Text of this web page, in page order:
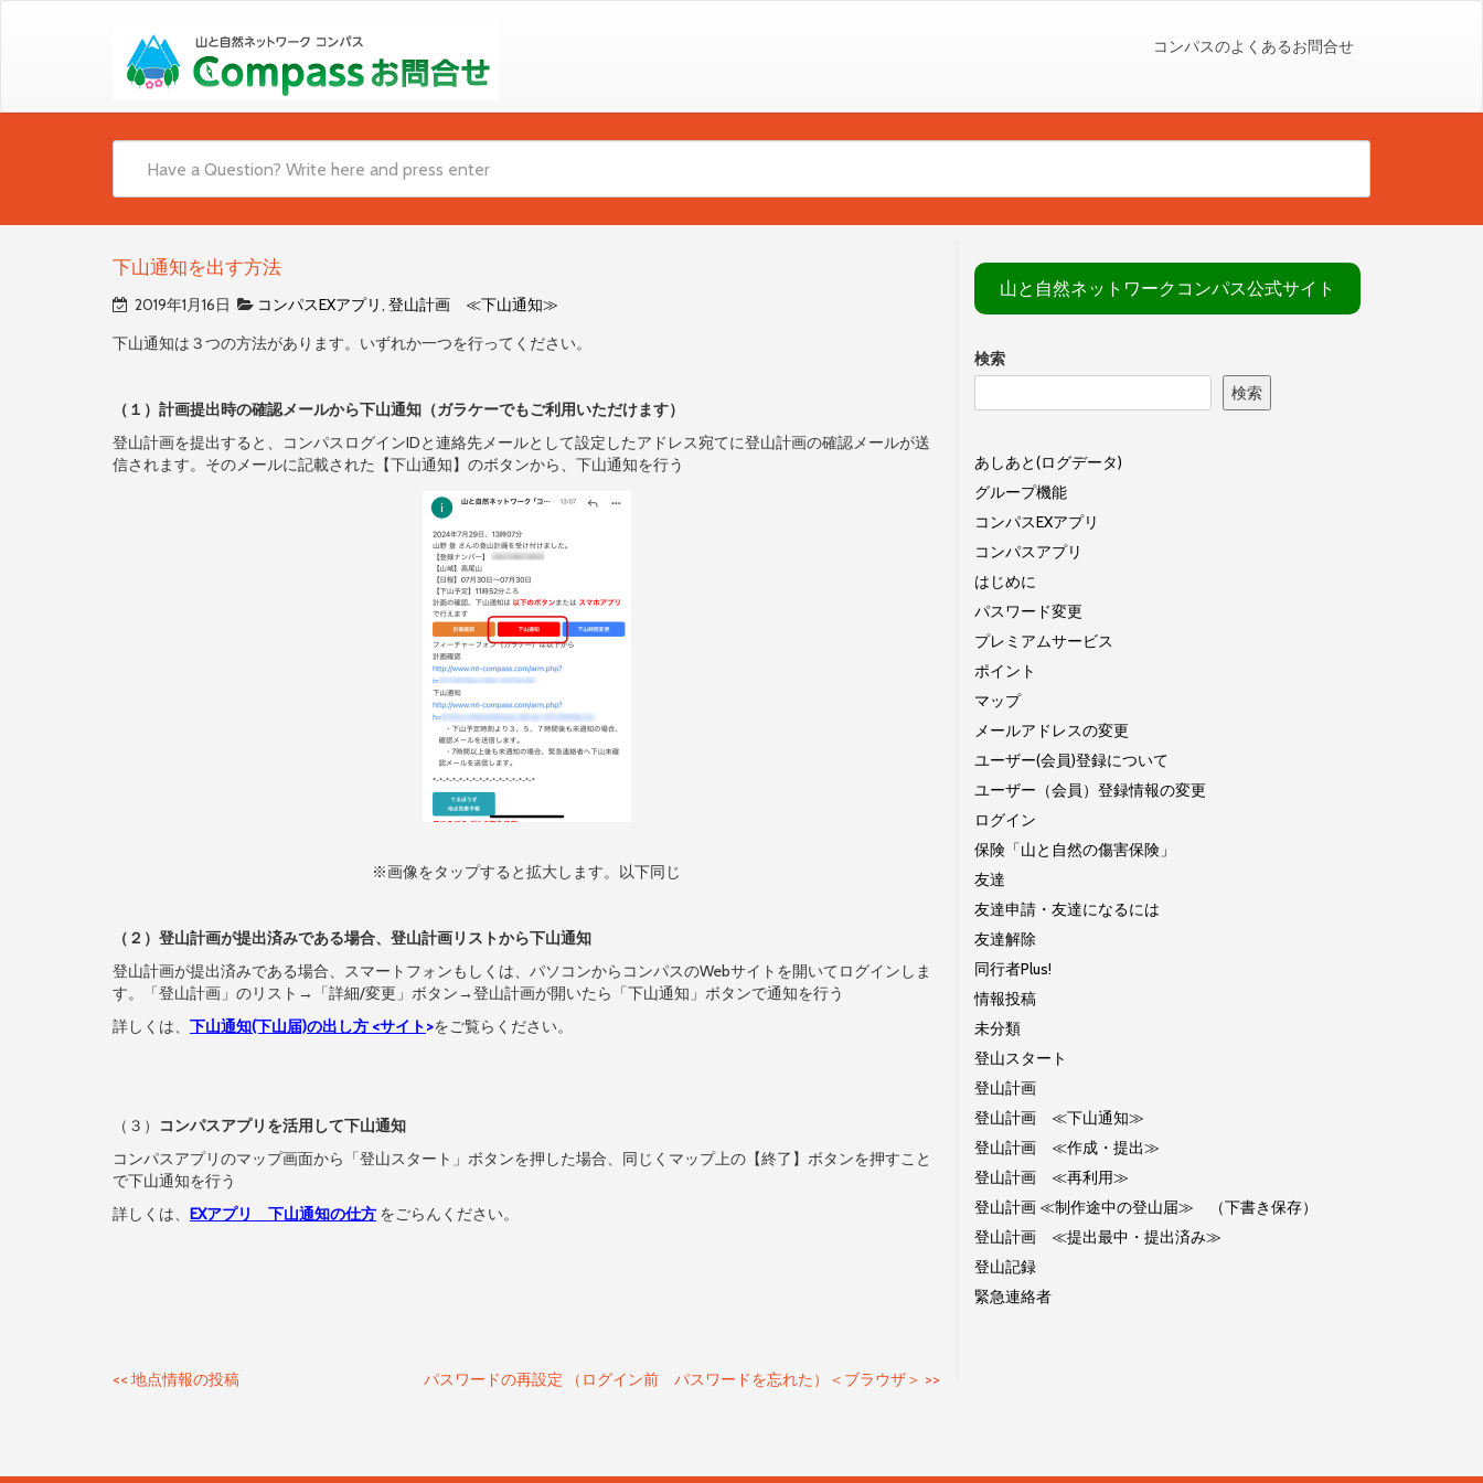
コンパスのよくあるお問合せ
下山通知を出す方法
2019年1月16日 コンパスEXアプリ, 登山計画 ≪下山通知≫
下山通知は３つの方法があります。いずれか一つを行ってください。
（１）計画提出時の確認メールから下山通知（ガラケーでもご利用いただけます）
登山計画を提出すると、コンパスログインIDと連絡先メールとして設定したアドレス宛てに登山計画の確認メールが送
信されます。そのメールに記載された【下山通知】のボタンから、下山通知を行う
※画像をタップすると拡大します。以下同じ
（２）登山計画が提出済みである場合、登山計画リストから下山通知
登山計画が提出済みである場合、スマートフォンもしくは、パソコンからコンパスのWebサイトを開いてログインしま
す。「登山計画」のリスト→「詳細/変更」ボタン→登山計画が開いたら「下山通知」ボタンで通知を行う
詳しくは、 下山通知(下山届)の出し方 <サイト>をご覧らください。
（３）
コンパスアプリを活用して下山通知
コンパスアプリのマップ画面から「登山スタート」ボタンを押した場合、同じくマップ上の【終了】ボタンを押すこと
で下山通知を行う
詳しくは、 EXアプリ 下山通知の仕方 をごらんください。
<< 地点情報の投稿 パスワードの再設定 （ログイン前 パスワードを忘れた）＜ブラウザ＞ >>
山と自然ネットワークコンパス公式サイト
検索
検索
あしあと(ログデータ)
グループ機能
コンパスEXアプリ
コンパスアプリ
はじめに
パスワード変更
プレミアムサービス
ポイント
マップ
メールアドレスの変更
ユーザー(会員)登録について
ユーザー（会員）登録情報の変更
ログイン
保険「山と自然の傷害保険」
友達
友達申請・友達になるには
友達解除
同行者Plus!
情報投稿
未分類
登山スタート
登山計画
登山計画 ≪下山通知≫
登山計画 ≪作成・提出≫
登山計画 ≪再利用≫
登山計画 ≪制作途中の登山届≫ （下書き保存）
登山計画 ≪提出最中・提出済み≫
登山記録
緊急連絡者